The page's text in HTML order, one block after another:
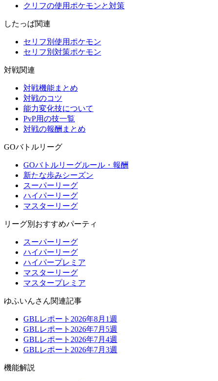
クリフの使用ポケモンと対策
したっぱ関連
セリフ別使用ポケモン
セリフ別対策ポケモン
対戦関連
対戦機能まとめ
対戦のコツ
能力変化技について
PvP用の技一覧
対戦の報酬まとめ
GOバトルリーグ
GOバトルリーグルール・報酬
新たな歩みシーズン
スーパーリーグ
ハイパーリーグ
マスターリーグ
リーグ別おすすめパーティ
スーパーリーグ
ハイパーリーグ
ハイパープレミア
マスターリーグ
マスタープレミア
ゆふいんさん関連記事
GBLレポート2026年8月1週
GBLレポート2026年7月5週
GBLレポート2026年7月4週
GBLレポート2026年7月3週
機能解説